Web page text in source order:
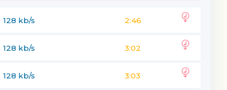
128 kb/s 2:46
128 kb/s 3:02
128 kb/s 3:03